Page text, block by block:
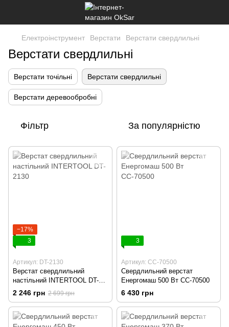
Електроінструмент Верстати Верстати свердлильні
Верстати свердлильні
Верстати точільні Верстати свердлильні
Верстати деревообробні
Фільтр За популярністю
−17%
3
Артикул: DT-2130
Верстат свердлильний
настільний INTERTOOL DT-
2130
2 246 грн 2 699 грн
3
Артикул: СС-70500
Свердлильний верстат
Енергомаш 500 Вт СС-70500
6 430 грн